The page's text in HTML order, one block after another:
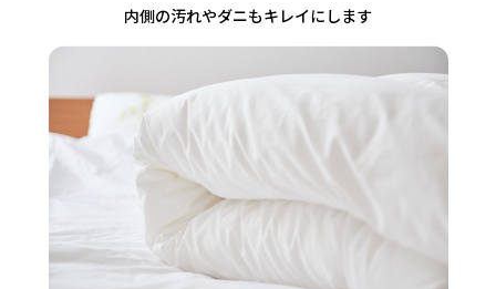
内側の汚れやダニもキレイにします